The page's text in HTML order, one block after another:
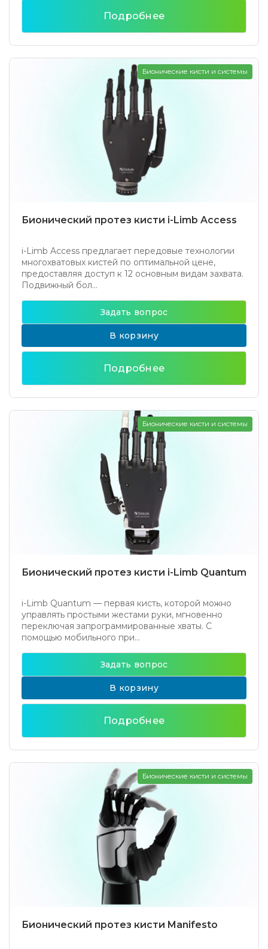
Подробнее
Бионический протез кисти i-Limb Access
i-Limb Access предлагает передовые технологии
многохватовых кистей по оптимальной цене,
предоставляя доступ к 12 основным видам захвата.
Подвижный бол...
Бионические кисти и системы
Задать вопрос
В корзину
Подробнее
Бионический протез кисти i-Limb Quantum
i-Limb Quantum — первая кисть, которой можно
управлять простыми жестами руки, мгновенно
переключая запрограммированные хваты. С
помощью мобильного при...
Бионические кисти и системы
Задать вопрос
В корзину
Подробнее
Бионический протез кисти Manifesto
Бионические кисти и системы